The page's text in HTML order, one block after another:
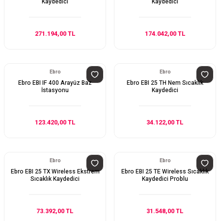
Kaydedici
271.194,00 TL
Kaydedici
174.042,00 TL
Ebro
Ebro EBI IF 400 Arayüz Baz
İstasyonu
123.420,00 TL
Ebro
Ebro EBI 25 TH Nem Sıcaklık
Kaydedici
34.122,00 TL
Ebro
Ebro EBI 25 TX Wireless Ekstrem
Sıcaklık Kaydedici
73.392,00 TL
Ebro
Ebro EBI 25 TE Wireless Sıcaklık
Kaydedici Problu
31.548,00 TL